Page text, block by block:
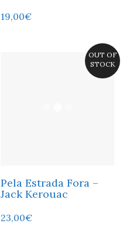
19,00€
OUT OF
STOCK
Pela Estrada Fora –
Jack Kerouac
23,00€